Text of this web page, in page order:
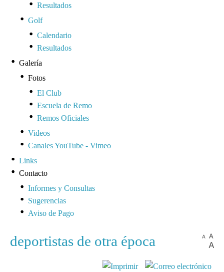
Resultados
Golf
Calendario
Resultados
Galería
Fotos
El Club
Escuela de Remo
Remos Oficiales
Videos
Canales YouTube - Vimeo
Links
Contacto
Informes y Consultas
Sugerencias
Aviso de Pago
deportistas de otra época